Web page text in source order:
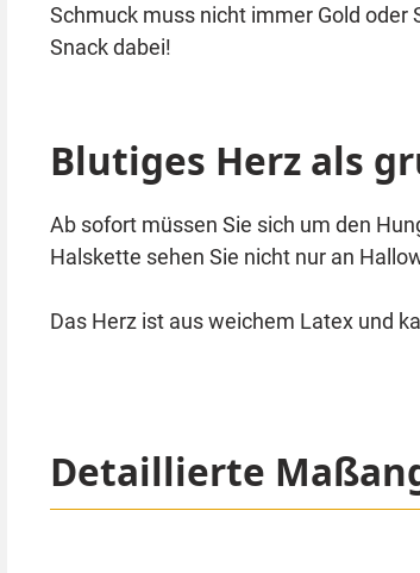
Schmuck muss nicht immer Gold oder
Snack dabei!
Blutiges Herz als
Ab sofort müssen Sie sich um den
Halskette sehen Sie nicht nur an
Das Herz ist aus weichem Latex und
Detaillierte